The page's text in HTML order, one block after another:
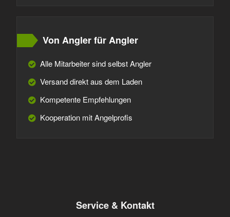
Von Angler für Angler
Alle Mitarbeiter sind selbst Angler
Versand direkt aus dem Laden
Kompetente Empfehlungen
Kooperation mit Angelprofis
Service & Kontakt